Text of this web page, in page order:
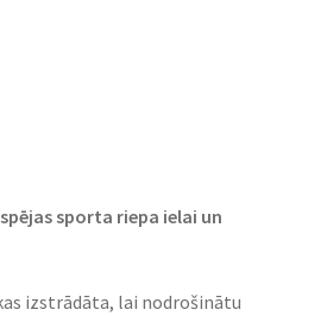
sporta riepa ielai un
izstrādāta, lai nodrošinātu